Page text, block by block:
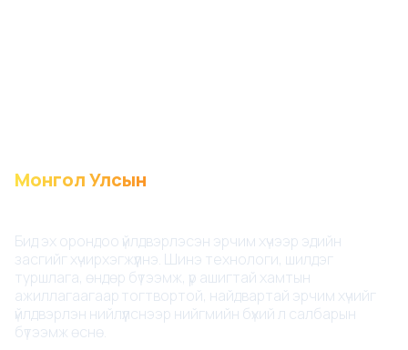
Монгол Улсын
Бид эх орондоо үйлдвэрлэсэн эрчим хүчээр эдийн
засгийг хүчирхэгжүүлнэ. Шинэ технологи, шилдэг
туршлага, өндөр бүтээмж, үр ашигтай хамтын
ажиллагаагаар тогтвортой, найдвартай эрчим хүчийг
үйлдвэрлэн нийлүүлснээр нийгмийн бүхий л салбарын
бүтээмж өснө.